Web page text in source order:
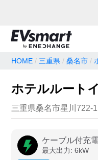
地名・観光スポット・
充電器の種類
急速充電器のみ表示
HOME 三重県 桑名市
ホテルルート
三重県桑名市星川722-1
ケーブル付充
最大出力: 6kW